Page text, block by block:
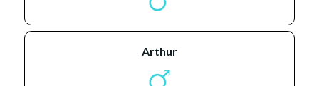
arthur